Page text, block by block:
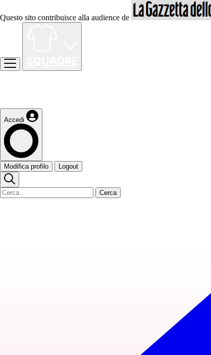
Questo sito contribuisce alla audience de
Accedi
Modifica profilo Logout
Cerca